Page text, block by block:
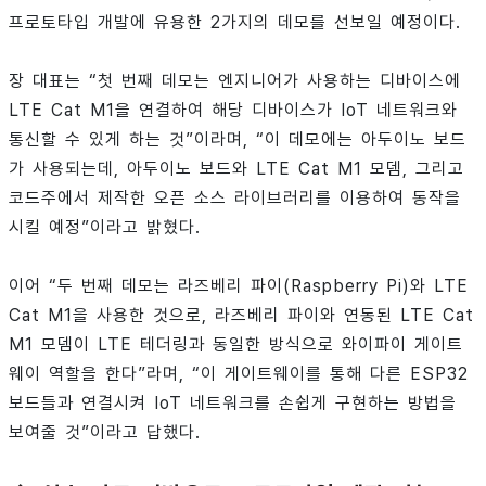
프로토타입 개발에 유용한 2가지의 데모를 선보일 예정이다.
장 대표는 “첫 번째 데모는 엔지니어가 사용하는 디바이스에
LTE Cat M1을 연결하여 해당 디바이스가 IoT 네트워크와
통신할 수 있게 하는 것”이라며, “이 데모에는 아두이노 보드
가 사용되는데, 아두이노 보드와 LTE Cat M1 모뎀, 그리고
코드주에서 제작한 오픈 소스 라이브러리를 이용하여 동작을
시킬 예정”이라고 밝혔다.
이어 “두 번째 데모는 라즈베리 파이(Raspberry Pi)와 LTE
Cat M1을 사용한 것으로, 라즈베리 파이와 연동된 LTE Cat
M1 모뎀이 LTE 테더링과 동일한 방식으로 와이파이 게이트
웨이 역할을 한다”라며, “이 게이트웨이를 통해 다른 ESP32
보드들과 연결시켜 IoT 네트워크를 손쉽게 구현하는 방법을
보여줄 것”이라고 답했다.